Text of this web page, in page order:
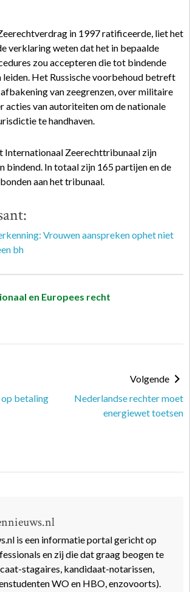
in 1997 ratificeerde, liet het
verklaring weten dat het in bepaalde
zou accepteren die tot bindende
leiden. Het Russische voorbehoud betreft
van zeegrenzen, over militaire
acties van autoriteiten om de nationale
te handhaven.
Internationaal Zeerechttribunaal zijn
bindend. In totaal zijn 165 partijen en de
aan het tribunaal.
Vrouwen aanspreken ophet niet
bh
en Europees recht
betaling
Volgende
Nederlandse rechter moet
energiewet toetsen
is een informatie portal gericht op
en zij die dat graag beogen te
stagaires, kandidaat-notarissen,
WO en HBO, enzovoorts).